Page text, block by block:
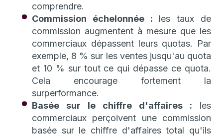
comprendre.
Commission échelonnée : les taux de
commission augmentent à mesure que les
commerciaux dépassent leurs quotas. Par
exemple, 8 % sur les ventes jusqu'au quota
et 10 % sur tout ce qui dépasse ce quota.
Cela encourage fortement la
surperformance.
Basée sur le chiffre d'affaires : les
commerciaux perçoivent une commission
basée sur le chiffre d'affaires total qu'ils